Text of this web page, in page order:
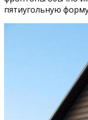
пятиугольную